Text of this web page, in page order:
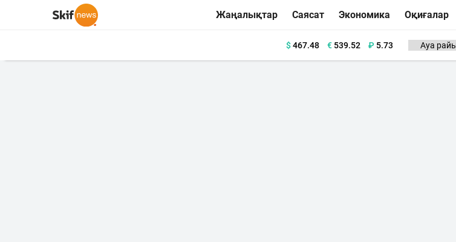
Жаңалықтар Саясат Экономика Оқиғалар
$467.48 €539.52 ₽ 5.73